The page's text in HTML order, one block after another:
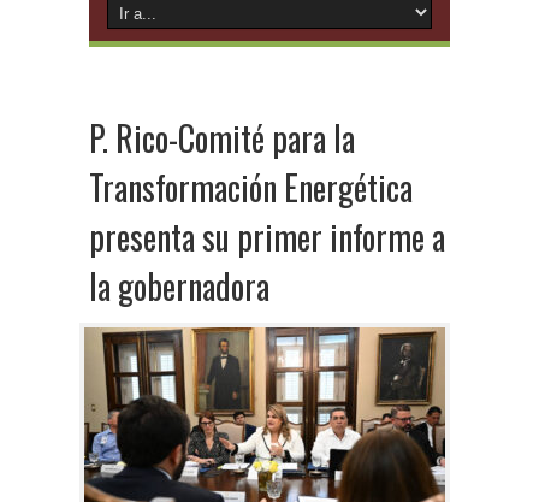
P. Rico-Comité para la
Transformación Energética
presenta su primer informe a
la gobernadora